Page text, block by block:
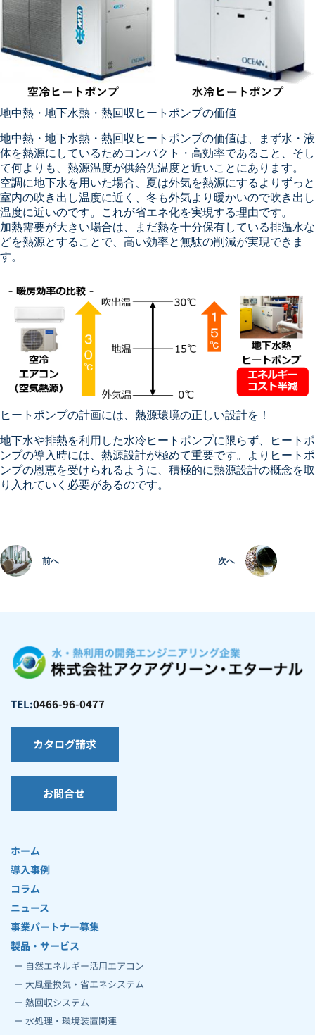
地中熱・地下水熱・熱回収ヒートポンプの価値
地中熱・地下水熱・熱回収ヒートポンプの価値は、まず水・液
体を熱源にしているためコンパクト・高効率であること、そし
て何よりも、熱源温度が供給先温度と近いことにあります。
空調に地下水を用いた場合、夏は外気を熱源にするよりずっと
室内の吹き出し温度に近く、冬も外気より暖かいので吹き出し
温度に近いのです。これが省エネ化を実現する理由です。
加熱需要が大きい場合は、まだ熱を十分保有している排温水な
どを熱源とすることで、高い効率と無駄の削減が実現できま
す。
ヒートポンプの計画には、熱源環境の正しい設計を！
地下水や排熱を利用した水冷ヒートポンプに限らず、ヒートポ
ンプの導入時には、熱源設計が極めて重要です。よりヒートポ
ンプの恩恵を受けられるように、積極的に熱源設計の概念を取
り入れていく必要があるのです。
前へ 次へ
TEL:0466-96-0477
カタログ請求
お問合せ
ホーム
導入事例
コラム
ニュース
事業パートナー募集
製品・サービス
ー 自然エネルギー活用エアコン
ー 大風量換気・省エネシステム
ー 熱回収システム
ー 水処理・環境装置関連